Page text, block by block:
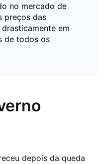
no mercado de
preços das
em
de todos os
depois da queda